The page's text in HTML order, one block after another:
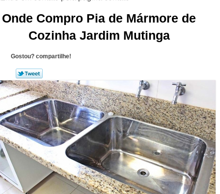
Onde Compro Pia de Mármore de
Cozinha Jardim Mutinga
Gostou? compartilhe!